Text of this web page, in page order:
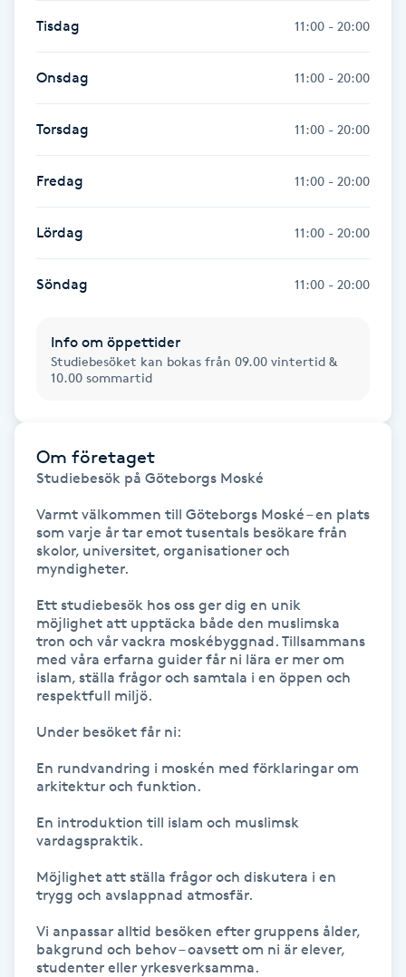
Damklippning
Dermapen
Diamantslipning
Extensions borttagning
Face framing
Faceliftmassage
Fet hårbotten
Fettreducering
Fibromassage
Fillers
Fotmassage
Fotsvamp
Fotvård
Fransar
Tisdag 11:00 - 20:00
Onsdag 11:00 - 20:00
Torsdag 11:00 - 20:00
Fredag 11:00 - 20:00
Lördag 11:00 - 20:00
Söndag 11:00 - 20:00
Info om öppettider
Studiebesöket kan bokas från 09.00 vintertid &
10.00 sommartid
Om företaget
Studiebesök på Göteborgs Moské
Varmt välkommen till Göteborgs Moské – en plats
som varje år tar emot tusentals besökare från
skolor, universitet, organisationer och
myndigheter.
Ett studiebesök hos oss ger dig en unik
möjlighet att upptäcka både den muslimska
tron och vår vackra moskébyggnad. Tillsammans
med våra erfarna guider får ni lära er mer om
islam, ställa frågor och samtala i en öppen och
respektfull miljö.
Under besöket får ni:
En rundvandring i moskén med förklaringar om
arkitektur och funktion.
En introduktion till islam och muslimsk
vardagspraktik.
Möjlighet att ställa frågor och diskutera i en
trygg och avslappnad atmosfär.
Vi anpassar alltid besöken efter gruppens ålder,
bakgrund och behov – oavsett om ni är elever,
studenter eller yrkesverksamma.